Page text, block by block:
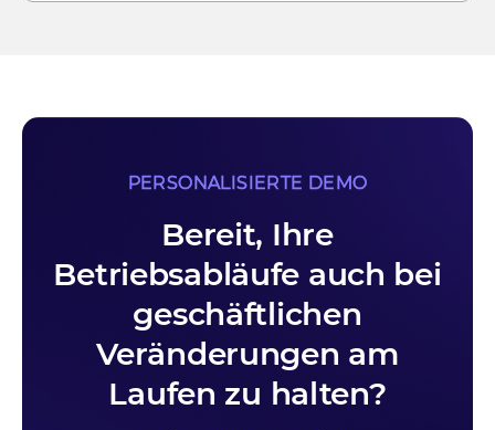
PERSONALISIERTE DEMO
Bereit, Ihre
Betriebsabläufe auch bei
geschäftlichen
Veränderungen am
Laufen zu halten?